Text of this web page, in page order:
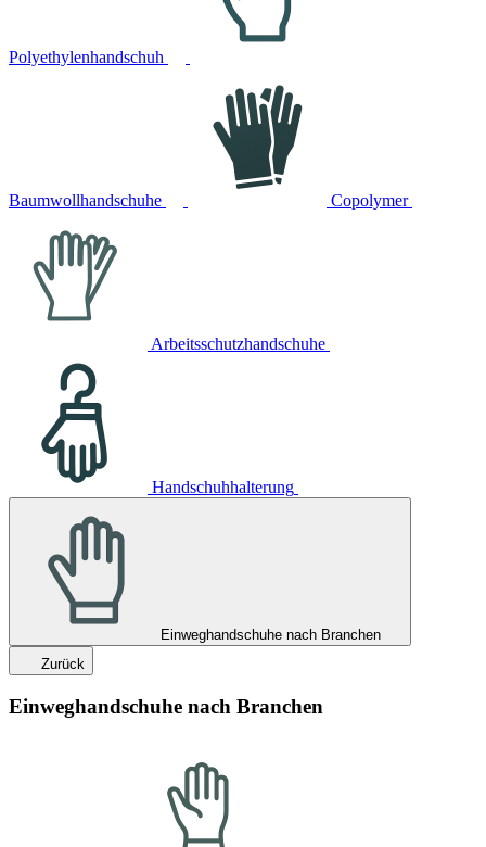
Polyethylenhandschuh
Baumwollhandschuhe Copolymer
Arbeitsschutzhandschuhe
Handschuhhalterung
Einweghandschuhe nach Branchen
Zurück
Einweghandschuhe nach Branchen